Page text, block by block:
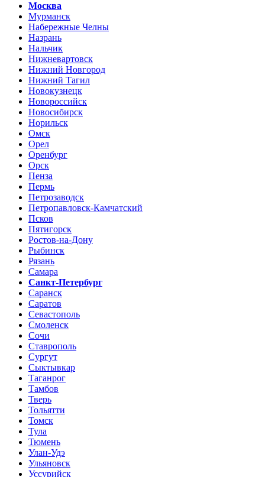
Москва
Мурманск
Набережные Челны
Назрань
Нальчик
Нижневартовск
Нижний Новгород
Нижний Тагил
Новокузнецк
Новороссийск
Новосибирск
Норильск
Омск
Орел
Оренбург
Орск
Пенза
Пермь
Петрозаводск
Петропавловск-Камчатский
Псков
Пятигорск
Ростов-на-Дону
Рыбинск
Рязань
Самара
Санкт-Петербург
Саранск
Саратов
Севастополь
Смоленск
Сочи
Ставрополь
Сургут
Сыктывкар
Таганрог
Тамбов
Тверь
Тольятти
Томск
Тула
Тюмень
Улан-Удэ
Ульяновск
Уссурийск